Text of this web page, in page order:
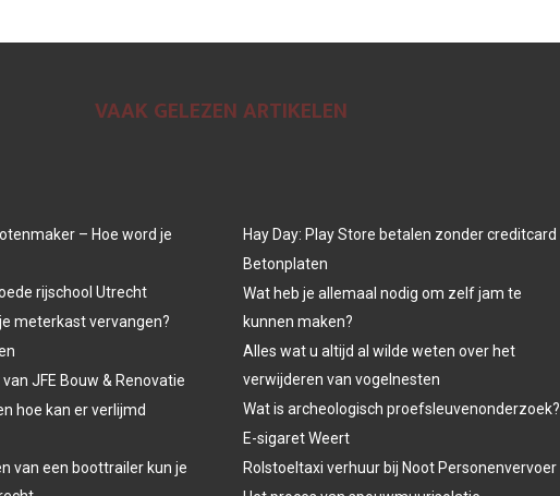
VAAK GELEZEN ARTIKELEN
– Hoe word je
rijschool Utrecht
meterkast vervangen?
JFE Bouw & Renovatie
hoe kan er verlijmd
van een boottrailer kun je
Hay Day: Play Store betalen zonder creditcard
Betonplaten
Wat heb je allemaal nodig om zelf jam te
kunnen maken?
Alles wat u altijd al wilde weten over het
verwijderen van vogelnesten
Wat is archeologisch proefsleuvenonderzoek?
E-sigaret Weert
Rolstoeltaxi verhuur bij Noot Personenvervoer